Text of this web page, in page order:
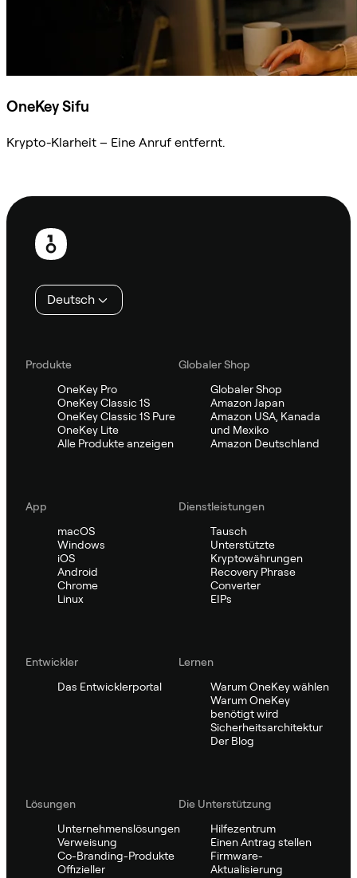
OneKey Sifu
Krypto-Klarheit – Eine Anruf entfernt.
Fußzeile
Deutsch
Produkte
OneKey Pro
OneKey Classic 1S
OneKey Classic 1S Pure
OneKey Lite
Alle Produkte anzeigen
Globaler Shop
Globaler Shop
Amazon Japan
Amazon USA, Kanada
und Mexiko
Amazon Deutschland
App
macOS
Windows
iOS
Android
Chrome
Linux
Dienstleistungen
Tausch
Unterstützte
Kryptowährungen
Recovery Phrase
Converter
EIPs
Entwickler
Das Entwicklerportal
Lernen
Warum OneKey wählen
Warum OneKey
benötigt wird
Sicherheitsarchitektur
Der Blog
Lösungen
Unternehmenslösungen
Verweisung
Co-Branding-Produkte
Offizieller
Die Unterstützung
Hilfezentrum
Einen Antrag stellen
Firmware-
Aktualisierung